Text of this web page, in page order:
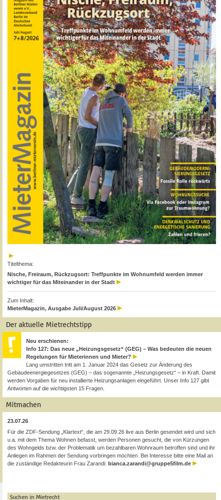
Titelthema:
Nische, Freiraum, Rückzugsort: Treffpunkte im Wohnumfeld werden immer
wichtiger für das Miteinander in der Stadt
Zum Inhalt:
MieterMagazin, Ausgabe Juli/August 2026
Der aktuelle Mietrechtstipp
Neu erschienen:
Info 127: Das neue „Heizungsgesetz“ (GEG) – Was bedeuten die neuen
Regelungen für Mieterinnen und Mieter?
Lang umstritten tritt am 1. Januar 2024 das Gesetz zur Änderung des
Gebäudeenergiegesetzes (GEG) – das sogenannte „Heizungsgesetz“ – in Kraft. Damit
werden Vorgaben für neu installierte Heizungsanlagen eingeführt. Unser Info 127 gibt
Antworten auf die wichtigsten 15 Fragen.
Mitmachen
23.07.26
Für die ZDF-Sendung „Klartext“, die am 29.09.26 live aus Berlin gesendet wird und sich
u.a. mit dem Thema Wohnen befasst, werden Personen gesucht, die von Kürzungen
des Wohngelds bzw. der Problematik um bezahlbaren Wohnraum betroffen sind und ihr
Anliegen im Rahmen der Sendung vorbringen möchten. Bei Interesse bitte eine Mail an
die zuständige Redakteurin Frau Zarandi: bianca.zarandi@gruppe5film.de
Suchen in Mietrecht